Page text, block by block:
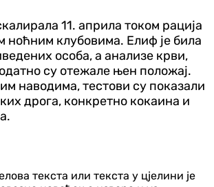
11. априла током рација
ноћним клубовима. Елиф је била
особа, а анализе крви,
су отежале њен положај.
наводима, тестови су показали
дрога, конкретно кокаина и
текста или текста у цјелини је